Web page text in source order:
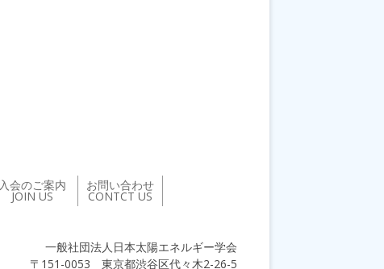
入会のご案内
JOIN US
お問い合わせ
CONTCT US
一般社団法人日本太陽エネルギー学会
〒151-0053 東京都渋谷区代々木2-26-5